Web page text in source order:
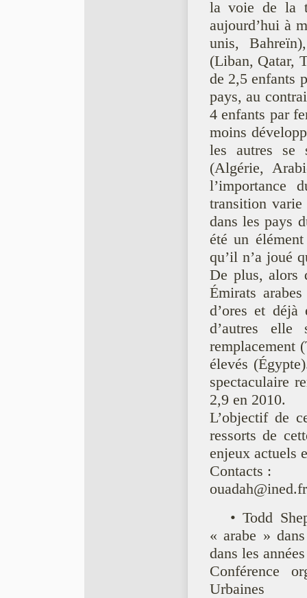
la voie de la
aujourd’hui à
unis,
(Liban, Qatar,
de 2,5 enfants
pays, au
4 enfants par
moins
les autres se
(Algérie,
l’importance
transition varie
dans les pays
été un
qu’il n’a joué
De plus, alors
Émirats
d’ores et déjà
d’autres elle
remplacement
élevés
spectaculaire
2,9 en 2010.
L’objectif de
ressorts de
enjeux actuels
Contacts :
• Todd
« arabe »
dans les
Conférence
Urbaines